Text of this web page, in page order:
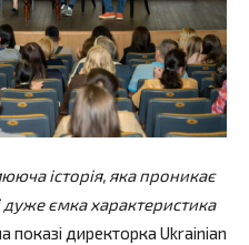
історія, яка проникає
дуже ємка характеристика
показі директорка Ukrainian